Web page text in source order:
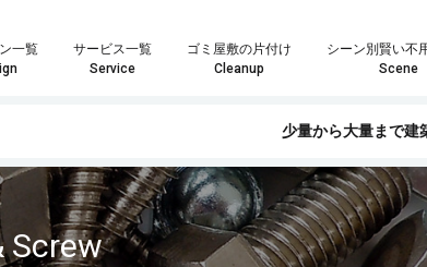
一覧
サービス一覧
Service
ゴミ屋敷の片付け
Cleanup
シーン別賢い不
Scene
少量から大量まで建
Screw